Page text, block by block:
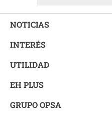
NOTICIAS
INTERÉS
UTILIDAD
EH PLUS
GRUPO OPSA